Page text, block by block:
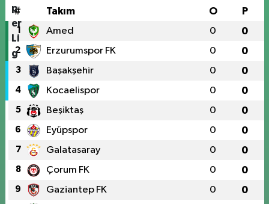
# Takım O P
1 Amed 0 0
2 Erzurumspor FK 0 0
3 Başakşehir 0 0
4 Kocaelispor 0 0
5 Beşiktaş 0 0
6 Eyüpspor 0 0
7 Galatasaray 0 0
8 Çorum FK 0 0
9 Gaziantep FK 0 0